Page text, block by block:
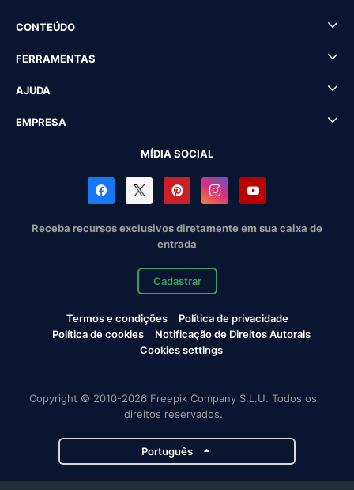
CONTEÚDO
FERRAMENTAS
AJUDA
EMPRESA
MÍDIA SOCIAL
Receba recursos exclusivos diretamente em sua caixa de
entrada
Cadastrar
Termos e condições
Política de privacidade
Política de cookies
Notificação de Direitos Autorais
Cookies settings
Copyright © 2010-2026 Freepik Company S.L.U. Todos os
direitos reservados.
Português